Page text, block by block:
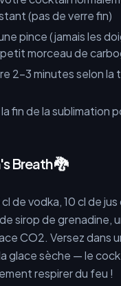
(pas de verre fin)
pince (jamais les
morceau de
2-3 minutes selon la
fin de la sublimation
Breath 🐉
de vodka, 10 cl de jus
sirop de grenadine,
CO2. Versez dans
glace sèche — le
respirer du feu !